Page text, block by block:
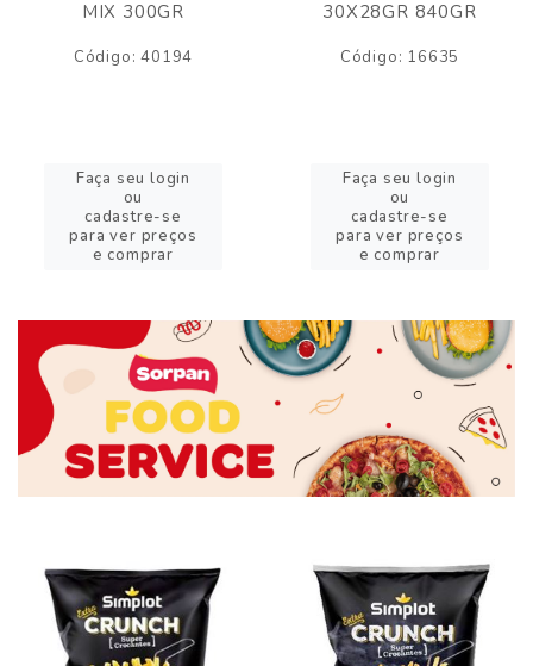
MIX 300GR
Código: 40194
Faça seu login
ou
cadastre-se
para ver preços
e comprar
30X28GR 840GR
Código: 16635
Faça seu login
ou
cadastre-se
para ver preços
e comprar